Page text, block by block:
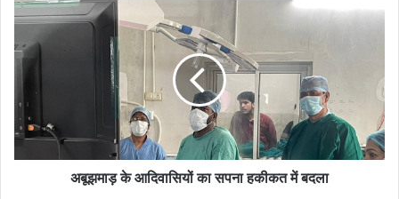
अबूझमाड़ के आदिवासियों का सपना हकीकत में बदला